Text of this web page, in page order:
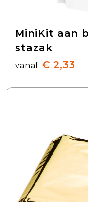
MiniKit aan
stazak
vanaf € 2,33